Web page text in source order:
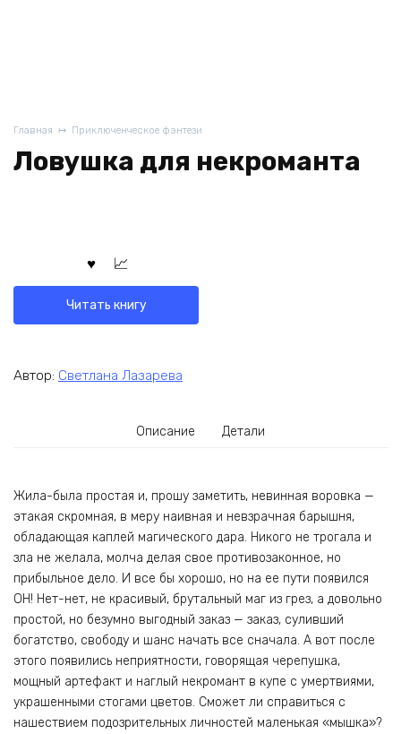
Главная Приключенческое фэнтези
Ловушка для некроманта
Читать книгу
Автор: Светлана Лазарева
Описание Детали
Жила-была простая и, прошу заметить, невинная воровка —
этакая скромная, в меру наивная и невзрачная барышня,
обладающая каплей магического дара. Никого не трогала и
зла не желала, молча делая свое противозаконное, но
прибыльное дело. И все бы хорошо, но на ее пути появился
ОН! Нет-нет, не красивый, брутальный маг из грез, а довольно
простой, но безумно выгодный заказ — заказ, суливший
богатство, свободу и шанс начать все сначала. А вот после
этого появились неприятности, говорящая черепушка,
мощный артефакт и наглый некромант в купе с умертвиями,
украшенными стогами цветов. Сможет ли справиться с
нашествием подозрительных личностей маленькая «мышка»?